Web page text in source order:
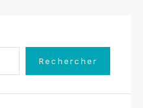
Rechercher